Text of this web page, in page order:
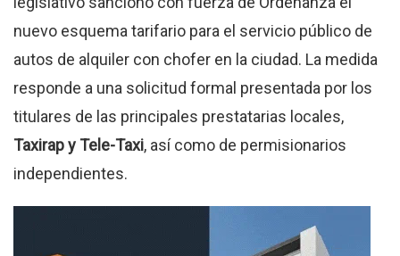
nuevo esquema tarifario para el servicio público de
autos de alquiler con chofer en la ciudad. La medida
responde a una solicitud formal presentada por los
titulares de las principales prestatarias locales,
Taxirap y Tele-Taxi, así como de permisionarios
independientes.